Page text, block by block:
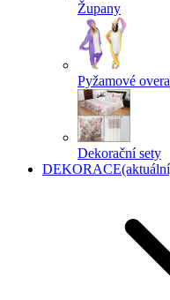
Župany
Pyžamové
Dekorační sety
DEKORACE